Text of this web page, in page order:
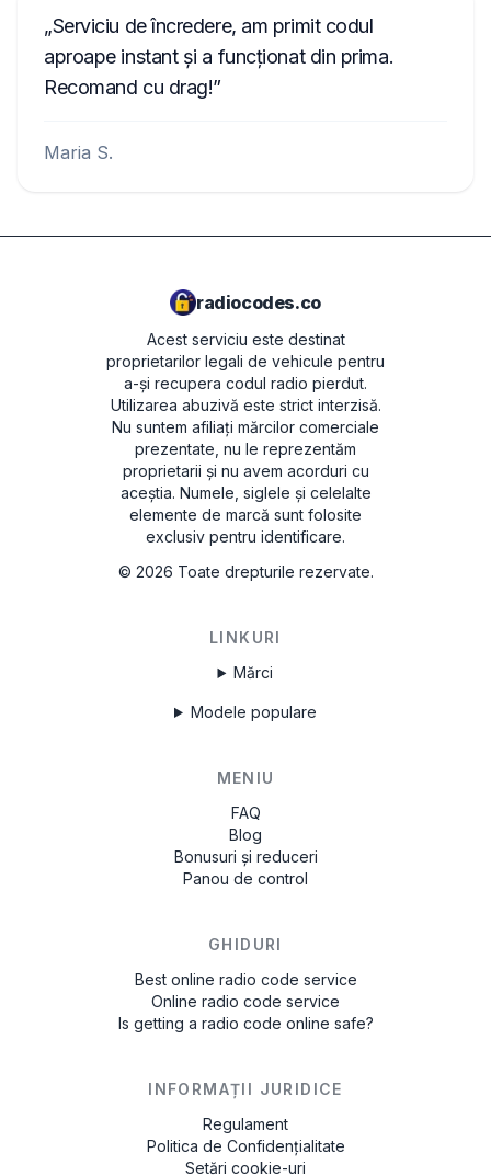
Serviciu de încredere, am primit codul
aproape instant și a funcționat din prima.
Recomand cu drag!
Maria S.
radiocodes.co
Acest serviciu este destinat
proprietarilor legali de vehicule pentru
a-și recupera codul radio pierdut.
Utilizarea abuzivă este strict interzisă.
Nu suntem afiliați mărcilor comerciale
prezentate, nu le reprezentăm
proprietarii și nu avem acorduri cu
aceștia. Numele, siglele și celelalte
elemente de marcă sunt folosite
exclusiv pentru identificare.
© 2026 Toate drepturile rezervate.
LINKURI
Mărci
Modele populare
MENIU
FAQ
Blog
Bonusuri și reduceri
Panou de control
GHIDURI
Best online radio code service
Online radio code service
Is getting a radio code online safe?
INFORMAȚII JURIDICE
Regulament
Politica de Confidențialitate
Setări cookie-uri